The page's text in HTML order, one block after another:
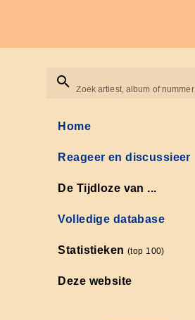
Zoek artiest, album of nummer
Home
Reageer en discussieer
De Tijdloze van ...
Volledige database
Statistieken(top 100)
Deze website